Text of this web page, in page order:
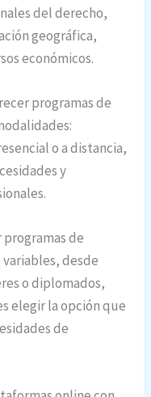
del derecho,
geográfica,
económicos.
programas de
o a distancia,
y
programas de
desde
o diplomados,
elegir la opción que
de